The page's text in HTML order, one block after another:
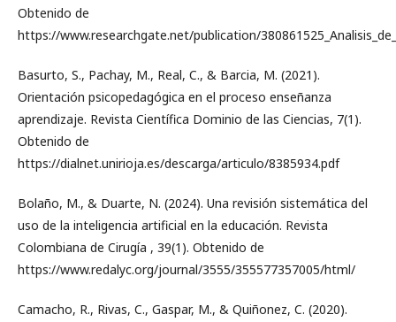
Obtenido de
https://www.researchgate.net/publication/
Basurto, S., Pachay, M., Real, C., & Barcia, M. (2021).
Orientación psicopedagógica en el proceso enseñanza
aprendizaje. Revista Científica Dominio de las Ciencias, 7(1).
Obtenido de
https://dialnet.unirioja.es/descarga/articulo/8385934.pdf
Bolaño, M., & Duarte, N. (2024). Una revisión sistemática del
uso de la inteligencia artificial en la educación. Revista
Colombiana de Cirugía , 39(1). Obtenido de
https://www.redalyc.org/journal/3555/355577357005/html/
Camacho, R., Rivas, C., Gaspar, M., & Quiñonez, C. (2020).